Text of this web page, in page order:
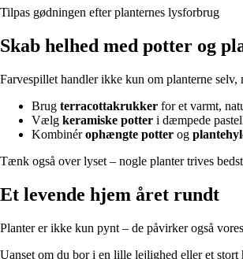
Tilpas gødningen efter planternes lysforbrug
Skab helhed med potter og
Farvespillet handler ikke kun om planterne
Brug terracottakrukker for et varmt,
Vælg keramiske potter i dæmpede
Kombinérophængte potter og
Tænk også over lyset – nogle planter trives
Et levende hjem året rundt
Planter er ikke kun pynt – de påvirker også
Uanset om du bor i en lille lejlighed eller et stort